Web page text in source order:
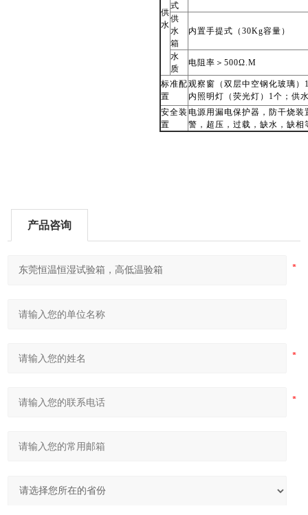
供
水
式
供
水
箱
内置手提式（30Kg容量）
水
质
电阻率＞500Ω.M
标准配
置
观察窗（双层中空钢化玻璃
内照明灯（荧光灯）1个；供
安全装
置
电源用漏电保护器，防干烧
警，超压，过载，缺水，缺相
产品咨询